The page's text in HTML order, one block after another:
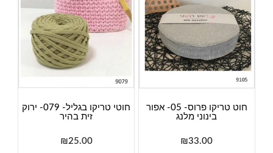
חוט טריקו פרוס- 05- אפור
בינוני מלנג
₪33.00
חוטי טריקו בגליל- 079- ירוק
זית בהיר
₪25.00